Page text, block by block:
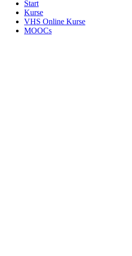
Start
Kurse
VHS Online Kurse
MOOCs